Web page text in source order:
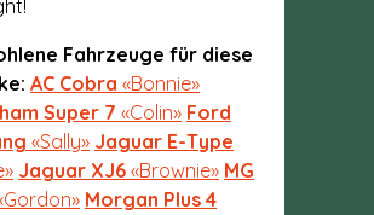
Fahrzeuge für diese
AC Cobra «Bonnie»
Super 7 «Colin» Ford
«Sally» Jaguar E-Type
Jaguar XJ6 «Brownie» MG
Morgan Plus 4